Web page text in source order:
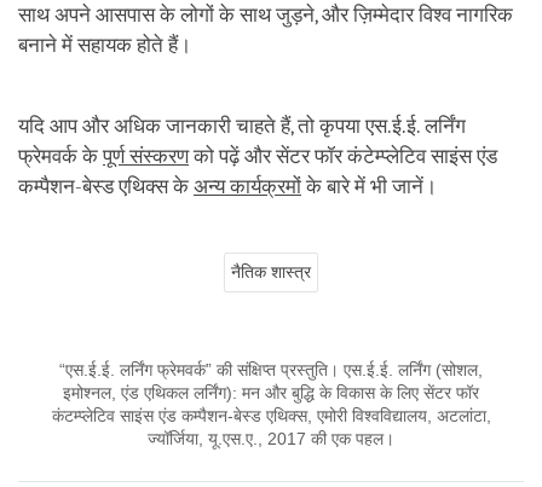
साथ अपने आसपास के लोगों के साथ जुड़ने, और ज़िम्मेदार विश्व नागरिक
बनाने में सहायक होते हैं।
यदि आप और अधिक जानकारी चाहते हैं, तो कृपया एस.ई.ई. लर्निंग
फ्रेमवर्क केपूर्ण संस्करणको पढ़ें और सेंटर फॉर कंटेम्प्लेटिव साइंस एंड
कम्पैशन-बेस्ड एथिक्स के ­ अन्य कार्यक्रमोंके बारे में भी जानें।
नैतिक शास्त्र
“एस.ई.ई. लर्निंग फ्रेमवर्क” की संक्षिप्त प्रस्तुति। एस.ई.ई. लर्निंग (सोशल,
इमोश्नल, एंड एथिकल लर्निंग): मन और बुद्धि के विकास के लिए सेंटर फॉर
कंटम्प्लेटिव साइंस एंड कम्पैशन-बेस्ड एथिक्स, एमोरी विश्वविद्यालय, अटलांटा,
ज्यॉर्जिया, यू.एस.ए., 2017 की एक पहल।